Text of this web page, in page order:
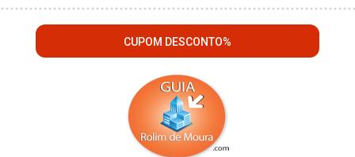
CUPOM DESCONTO%